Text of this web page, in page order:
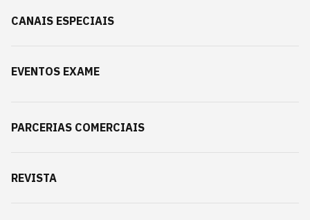
CANAIS ESPECIAIS
EVENTOS EXAME
PARCERIAS COMERCIAIS
REVISTA